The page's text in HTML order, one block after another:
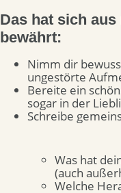
Das hat sich
bewährt:
Nimm dir
ungestörte
Bereite ein
sogar in der
Schreibe
Was hat
(auch
Welche